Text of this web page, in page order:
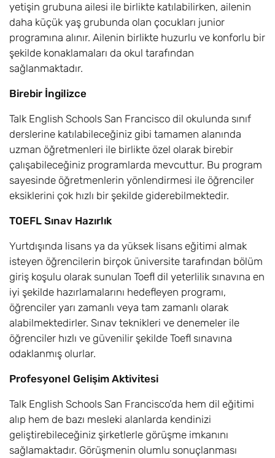
yetişin grubuna ailesi ile birlikte katılabilirken, ailenin
daha küçük yaş grubunda olan çocukları junior
programına alınır. Ailenin birlikte huzurlu ve konforlu bir
şekilde konaklamaları da okul tarafından
sağlanmaktadır.
Birebir İngilizce
Talk English Schools San Francisco dil okulunda sınıf
derslerine katılabileceğiniz gibi tamamen alanında
uzman öğretmenleri ile birlikte özel olarak birebir
çalışabileceğiniz programlarda mevcuttur. Bu program
sayesinde öğretmenlerin yönlendirmesi ile öğrenciler
eksiklerini çok hızlı bir şekilde giderebilmektedir.
TOEFL Sınav Hazırlık
Yurtdışında lisans ya da yüksek lisans eğitimi almak
isteyen öğrencilerin birçok üniversite tarafından bölüm
giriş koşulu olarak sunulan Toefl dil yeterlilik sınavına en
iyi şekilde hazırlamalarını hedefleyen programı,
öğrenciler yarı zamanlı veya tam zamanlı olarak
alabilmektedirler. Sınav teknikleri ve denemeler ile
öğrenciler hızlı ve güvenilir şekilde Toefl sınavına
odaklanmış olurlar.
Profesyonel Gelişim Aktivitesi
Talk English Schools San Francisco’da hem dil eğitimi
alıp hem de bazı mesleki alanlarda kendinizi
geliştirebileceğiniz şirketlerle görüşme imkanını
sağlamaktadır. Görüşmenin olumlu sonuçlanması